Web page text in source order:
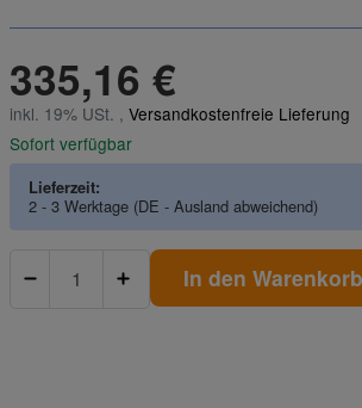
335,16 €
inkl. 19% USt. ,Versandkostenfreie Lieferung
Sofort verfügbar
Lieferzeit:
2 - 3 Werktage (DE - Ausland abweichend)
In den